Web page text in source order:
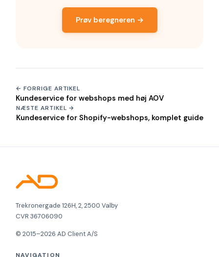
Prøv beregneren →
← FORRIGE ARTIKEL
Kundeservice for webshops med høj AOV
NÆSTE ARTIKEL →
Kundeservice for Shopify-webshops, komplet guide
Trekronergade 126H, 2, 2500 Valby
CVR 36706090
© 2015–2026 AD Client A/S
NAVIGATION